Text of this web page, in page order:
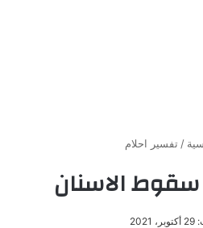
/ تفسير احلام
الاسنان